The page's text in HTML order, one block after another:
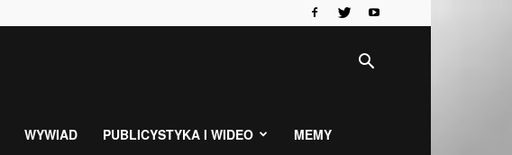
WYWIAD PUBLICYSTYKA I WIDEO MEMY